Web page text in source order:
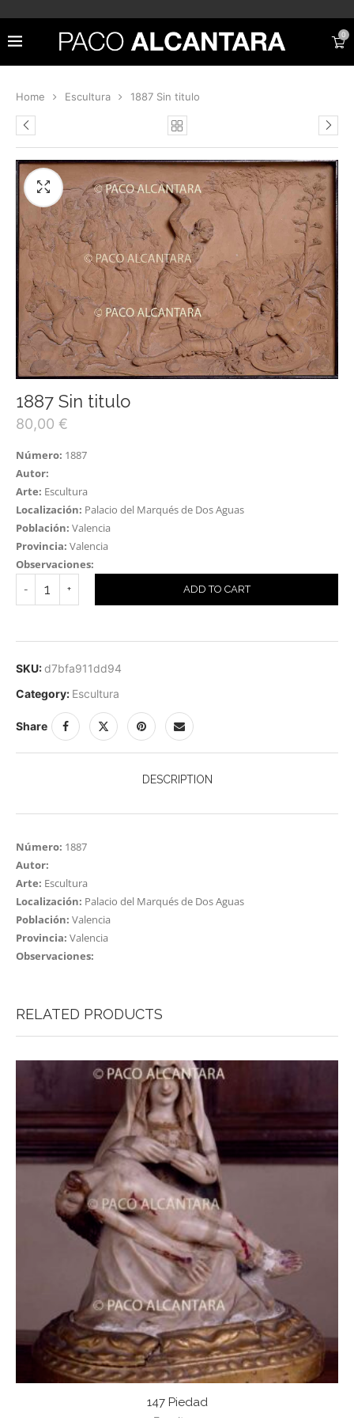
0
Home Escultura 1887 Sin titulo
1887 Sin titulo
80,00 €
Número: 1887
Autor:
Arte: Escultura
Localización: Palacio del Marqués de Dos Aguas
Población: Valencia
Provincia: Valencia
Observaciones:
ADD TO CART
SKU:d7bfa911dd94
Category: Escultura
Share
DESCRIPTION
Número: 1887
Autor:
Arte: Escultura
Localización: Palacio del Marqués de Dos Aguas
Población: Valencia
Provincia: Valencia
Observaciones:
RELATED PRODUCTS
147 Piedad